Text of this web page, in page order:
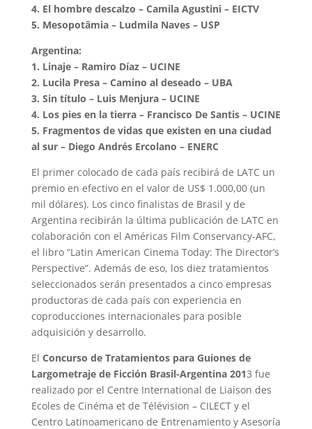
4. El hombre descalzo – Camila Agustini – EICTV
5. Mesopotâmia – Ludmila Naves – USP
Argentina:
1. Linaje – Ramiro Díaz – UCINE
2. Lucila Presa – Camino al deseado – UBA
3. Sin título – Luis Menjura – UCINE
4. Los pies en la tierra – Francisco De Santis – UCINE
5. Fragmentos de vidas que existen en una ciudad
al sur – Diego Andrés Ercolano – ENERC
El primer colocado de cada país recibirá de LATC un
premio en efectivo en el valor de US$ 1.000,00 (un
mil dólares). Los cinco finalistas de Brasil y de
Argentina recibirán la última publicación de LATC en
colaboración con el Américas Film Conservancy-AFC,
el libro “Latin American Cinema Today: The Director’s
Perspective”. Además de eso, los diez tratamientos
seleccionados serán presentados a cinco empresas
productoras de cada país con experiencia en
coproducciones internacionales para posible
adquisición y desarrollo.
El Concurso de Tratamientos para Guiones de
Largometraje de Ficción Brasil-Argentina 2013 fue
realizado por el Centre International de Liaison des
Ecoles de Cinéma et de Télévision – CILECT y el
Centro Latinoamericano de Entrenamiento y Asesoría